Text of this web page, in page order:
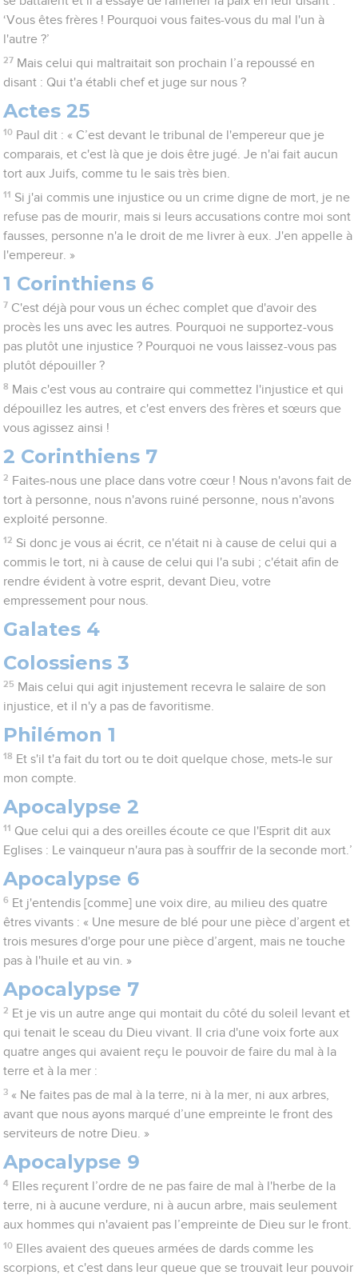
‘Vous êtes frères ! Pourquoi vous faites-vous du mal l'un à
l'autre ?’
27 Mais celui qui maltraitait son prochain l’a repoussé en
disant : Qui t'a établi chef et juge sur nous ?
Actes 25
10 Paul dit : « C’est devant le tribunal de l'empereur que je
comparais, et c'est là que je dois être jugé. Je n'ai fait aucun
tort aux Juifs, comme tu le sais très bien.
11 Si j'ai commis une injustice ou un crime digne de mort, je ne
refuse pas de mourir, mais si leurs accusations contre moi sont
fausses, personne n'a le droit de me livrer à eux. J'en appelle à
l'empereur. »
1 Corinthiens 6
7 C'est déjà pour vous un échec complet que d'avoir des
procès les uns avec les autres. Pourquoi ne supportez-vous
pas plutôt une injustice ? Pourquoi ne vous laissez-vous pas
plutôt dépouiller ?
8 Mais c'est vous au contraire qui commettez l'injustice et qui
dépouillez les autres, et c'est envers des frères et sœurs que
vous agissez ainsi !
2 Corinthiens 7
2 Faites-nous une place dans votre cœur ! Nous n'avons fait de
tort à personne, nous n'avons ruiné personne, nous n'avons
exploité personne.
12 Si donc je vous ai écrit, ce n'était ni à cause de celui qui a
commis le tort, ni à cause de celui qui l'a subi ; c'était afin de
rendre évident à votre esprit, devant Dieu, votre
empressement pour nous.
Galates 4
Colossiens 3
25 Mais celui qui agit injustement recevra le salaire de son
injustice, et il n'y a pas de favoritisme.
Philémon 1
18 Et s'il t'a fait du tort ou te doit quelque chose, mets-le sur
mon compte.
Apocalypse 2
11 Que celui qui a des oreilles écoute ce que l'Esprit dit aux
Eglises : Le vainqueur n'aura pas à souffrir de la seconde mort.’
Apocalypse 6
6 Et j'entendis [comme] une voix dire, au milieu des quatre
êtres vivants : « Une mesure de blé pour une pièce d’argent et
trois mesures d'orge pour une pièce d’argent, mais ne touche
pas à l'huile et au vin. »
Apocalypse 7
2 Et je vis un autre ange qui montait du côté du soleil levant et
qui tenait le sceau du Dieu vivant. Il cria d'une voix forte aux
quatre anges qui avaient reçu le pouvoir de faire du mal à la
terre et à la mer :
3 « Ne faites pas de mal à la terre, ni à la mer, ni aux arbres,
avant que nous ayons marqué d’une empreinte le front des
serviteurs de notre Dieu. »
Apocalypse 9
4 Elles reçurent l’ordre de ne pas faire de mal à l'herbe de la
terre, ni à aucune verdure, ni à aucun arbre, mais seulement
aux hommes qui n'avaient pas l’empreinte de Dieu sur le front.
10 Elles avaient des queues armées de dards comme les
scorpions, et c'est dans leur queue que se trouvait leur pouvoir